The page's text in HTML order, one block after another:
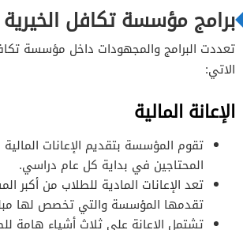
برامج مؤسسة تكافل
تعددت البرامج والمجهودات داخل مؤسسة
الاتي:
الإعانة المالية
تقوم المؤسسة بتقديم الإعانات
المحتاجين في بداية كل عام دراسي.
تعد الإعانات المادية للطلاب من أكبر
تقدمها المؤسسة والتي تخصص لها
تشتمل الاعانة على ثلاث أشياء هامة